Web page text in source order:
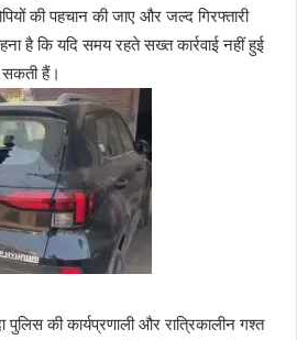
की पहचान की जाए और जल्द गिरफ्तारी
है कि यदि समय रहते सख्त कार्रवाई नहीं हुई
सकती हैं।
की कार्यप्रणाली और रात्रिकालीन गश्त